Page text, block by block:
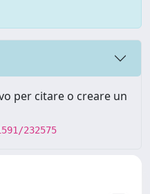
per citare o creare un
232575